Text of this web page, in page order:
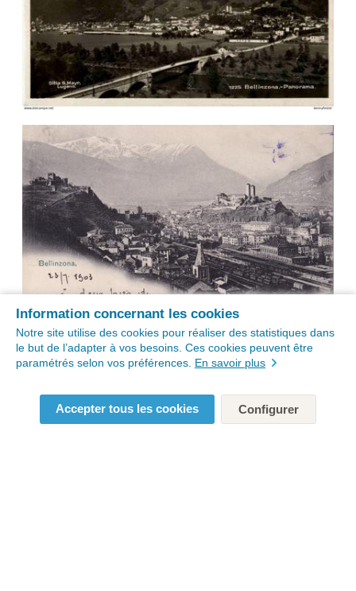
Information concernant les cookies
Notre site utilise des cookies pour réaliser des statistiques dans
le but de l’adapter à vos besoins. Ces cookies peuvent être
paramétrés selon vos préférences. En savoir plus
Accepter tous les cookies Configurer